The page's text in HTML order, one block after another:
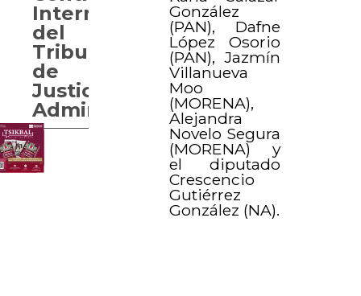
González
(PAN), Dafne
López Osorio
(PAN), Jazmín
Villanueva
Moo
(MORENA),
Alejandra
Novelo Segura
(MORENA) y
el diputado
Crescencio
Gutiérrez
González (NA).
Interno
del
Tribunal
de
Justicia
Administrativa